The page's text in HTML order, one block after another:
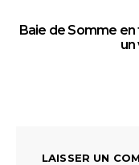
Baie de Somme
LAISSER UN